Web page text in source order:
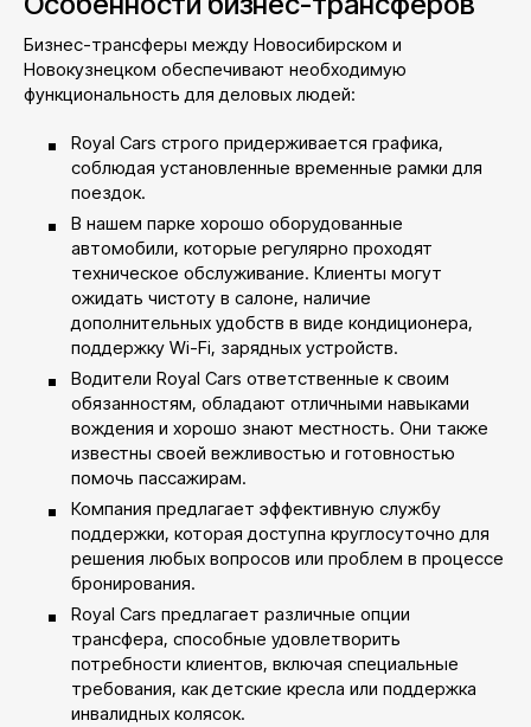
Бизнес-трансферы между Новосибирском и
Новокузнецком обеспечивают необходимую
функциональность для деловых людей:
Royal Cars строго придерживается графика,
соблюдая установленные временные рамки для
поездок.
В нашем парке хорошо оборудованные
автомобили, которые регулярно проходят
техническое обслуживание. Клиенты могут
ожидать чистоту в салоне, наличие
дополнительных удобств в виде кондиционера,
поддержку Wi-Fi, зарядных устройств.
Водители Royal Cars ответственные к своим
обязанностям, обладают отличными навыками
вождения и хорошо знают местность. Они также
известны своей вежливостью и готовностью
помочь пассажирам.
Компания предлагает эффективную службу
поддержки, которая доступна круглосуточно для
решения любых вопросов или проблем в процессе
бронирования.
Royal Cars предлагает различные опции
трансфера, способные удовлетворить
потребности клиентов, включая специальные
требования, как детские кресла или поддержка
инвалидных колясок.